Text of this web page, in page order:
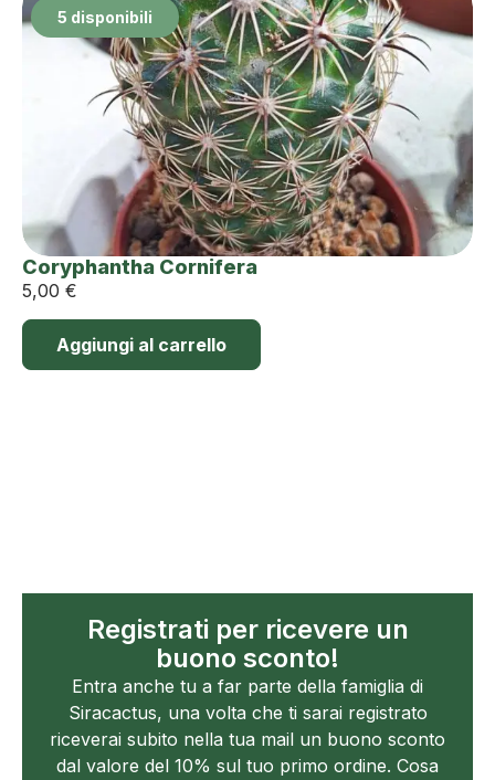
5 disponibili
Coryphantha Cornifera
5,00 €
Aggiungi al carrello
Registrati per ricevere un
buono sconto!
Entra anche tu a far parte della famiglia di
Siracactus, una volta che ti sarai registrato
riceverai subito nella tua mail un buono sconto
dal valore del 10% sul tuo primo ordine. Cosa